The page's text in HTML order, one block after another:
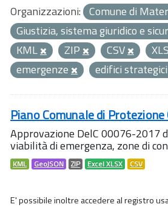
Organizzazioni: Comune di
Giustizia, sistema giuridico e
KML
ZIP CSV
emergenze
edifici strategici
Piano Comunale di
Approvazione DelC 00076-2017
viabilità di emergenza, zone di
KML GeoJSON ZIP Excel XLSX CSV
E' possibile inoltre accedere al registro